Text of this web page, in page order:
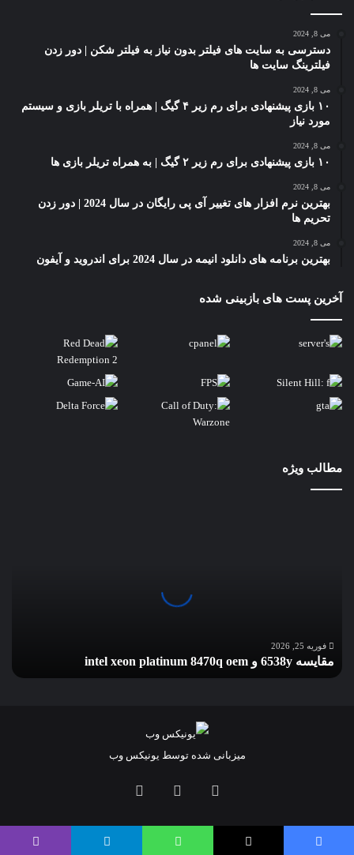
می 8, 2024
دسترسی به سایت های فیلتر بدون نیاز به فیلتر شکن | دور زدن
فیلترینگ سایت ها
می 8, 2024
۱۰ بازی پیشنهادی برای رم زیر ۴ گیگ | همراه با تریلر بازی و سیستم
مورد نیاز
می 8, 2024
۱۰ بازی پیشنهادی برای رم زیر ۲ گیگ | به همراه تریلر بازی ها
می 8, 2024
بهترین نرم افزار های تغییر آی پی رایگان در سال 2024 | دور زدن
تحریم ها
می 8, 2024
بهترین برنامه های دانلود انیمه در سال 2024 برای اندروید و آیفون
آخرین پست های بازبینی شده
مطالب ویژه
فوریه 25, 2026
مقایسه 6538y و intel xeon platinum 8470q oem
میزبانی شده توسط یونیکس وب
لینکداین تلگرام